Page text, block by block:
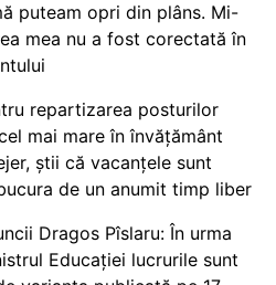
puteam opri din plâns. Mi-
mea nu a fost corectată în
repartizarea posturilor
mai mare în învățământ
știi că vacanțele sunt
de un anumit timp liber
Dragos Pîslaru: În urma
Educației lucrurile sunt